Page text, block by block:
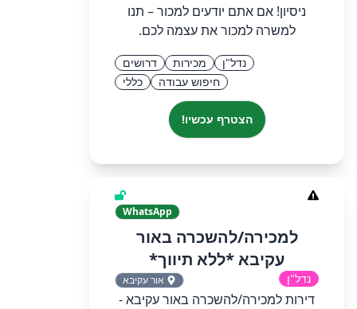
ניסיון! אם אתם יודעים למכור – תנו
למשרה למכור את עצמה לכם.
נדל"ן מכירות
דרושים
חיפוש עבודה
כללי
הצטרף עכשיו!
WhatsApp
למכירה/להשכרה באור
עקיבא *ללא תיווך*
נדל"ן אור עקיבא
דירות למכירה/להשכרה באור עקיבא -